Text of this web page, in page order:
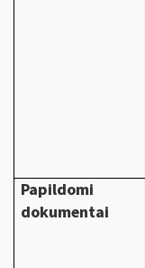
Papildomi
dokumentai